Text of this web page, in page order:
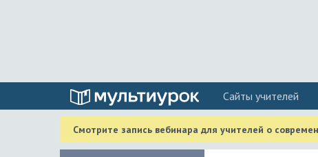
Cайты учителей
Смотрите запись вебинара для учителей о